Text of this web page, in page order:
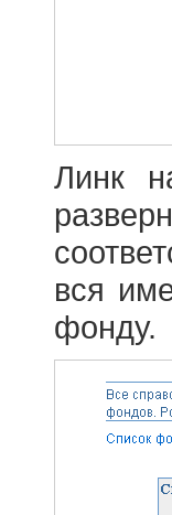
Линк
вся
фонду.